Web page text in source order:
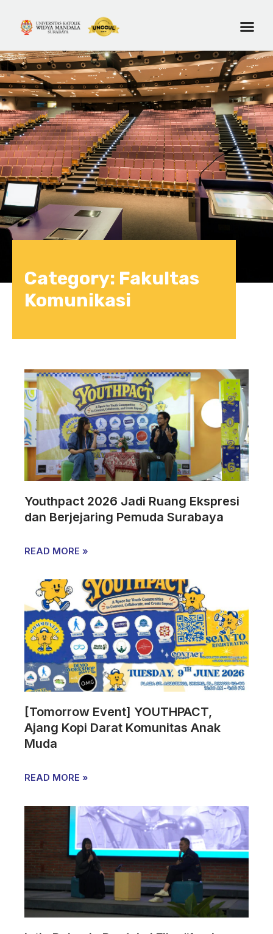
Category: Fakultas
Komunikasi
Youthpact 2026 Jadi Ruang Ekspresi
dan Berjejaring Pemuda Surabaya
READ MORE »
[Tomorrow Event] YOUTHPACT,
Ajang Kopi Darat Komunitas Anak
Muda
READ MORE »